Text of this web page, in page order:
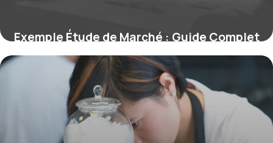
Exemple Étude de Marché : Guide Complet
2026